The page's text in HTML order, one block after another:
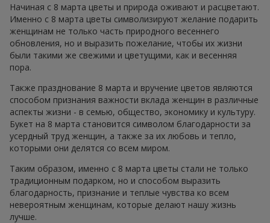
Начиная с 8 марта цветы и природа оживают и расцветают.
Именно с 8 марта цветы символизируют желание подарить
женщинам не только часть природного весеннего
обновления, но и выразить пожелание, чтобы их жизни
были такими же свежими и цветущими, как и весенняя
пора.
Также празднование 8 марта и вручение цветов являются
способом признания важности вклада женщин в различные
аспекты жизни - в семью, общество, экономику и культуру.
Букет на 8 марта становится символом благодарности за
усердный труд женщин, а также за их любовь и тепло,
которыми они делятся со всем миром.
Таким образом, именно с 8 марта цветы стали не только
традиционным подарком, но и способом выразить
благодарность, признание и теплые чувства ко всем
невероятным женщинам, которые делают нашу жизнь
лучше.